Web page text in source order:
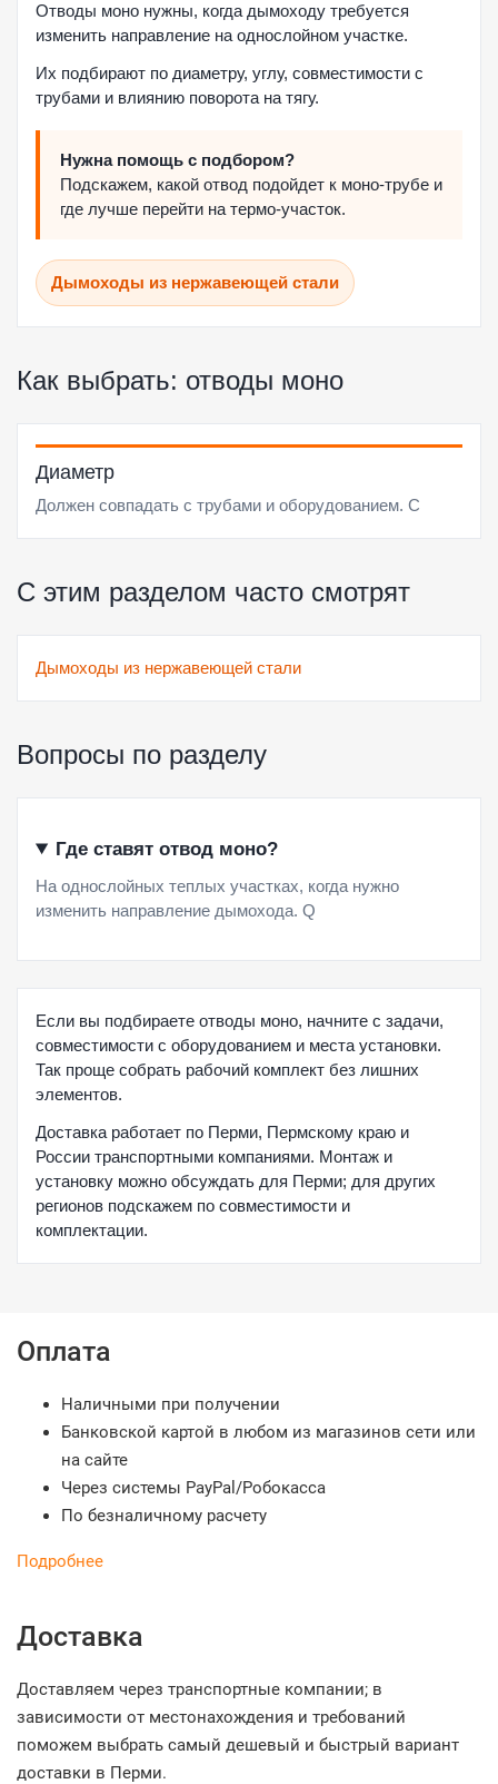
Отводы моно нужны, когда дымоходу требуется
изменить направление на однослойном участке.
Их подбирают по диаметру, углу, совместимости с
трубами и влиянию поворота на тягу.
Нужна помощь с подбором?
Подскажем, какой отвод подойдет к моно-трубе и
где лучше перейти на термо-участок.
Дымоходы из нержавеющей стали
Как выбрать: отводы моно
Диаметр
Должен совпадать с трубами и оборудованием. C
С этим разделом часто смотрят
Дымоходы из нержавеющей стали
Вопросы по разделу
Где ставят отвод моно?
На однослойных теплых участках, когда нужно
изменить направление дымохода. Q
Если вы подбираете отводы моно, начните с задачи,
совместимости с оборудованием и места установки.
Так проще собрать рабочий комплект без лишних
элементов.
Доставка работает по Перми, Пермскому краю и
России транспортными компаниями. Монтаж и
установку можно обсуждать для Перми; для других
регионов подскажем по совместимости и
комплектации.
Оплата
Наличными при получении
Банковской картой в любом из магазинов сети или
на сайте
Через системы PayPal/Робокасса
По безналичному расчету
Подробнее
Доставка
Доставляем через транспортные компании; в
зависимости от местонахождения и требований
поможем выбрать самый дешевый и быстрый вариант
доставки в Перми.